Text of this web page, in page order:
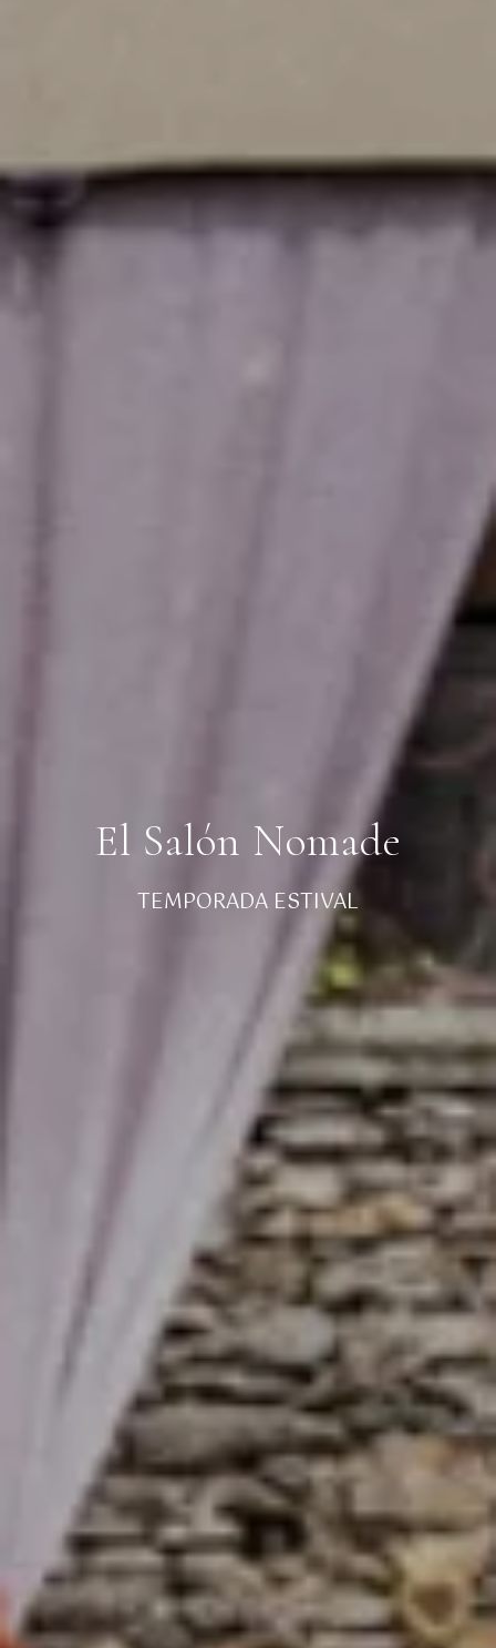
El Salón Nomade
TEMPORADA ESTIVAL